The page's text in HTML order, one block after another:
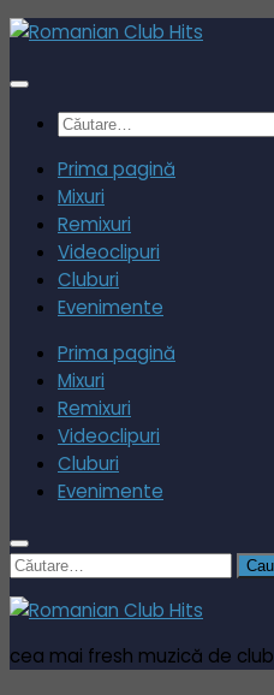
Skip
content
Caută
Prima pagină
Mixuri
Remixuri
Videoclipuri
Cluburi
Evenimente
Prima pagină
Mixuri
Remixuri
Videoclipuri
Cluburi
Evenimente
Caută
după:
cea mai fresh muzică de club